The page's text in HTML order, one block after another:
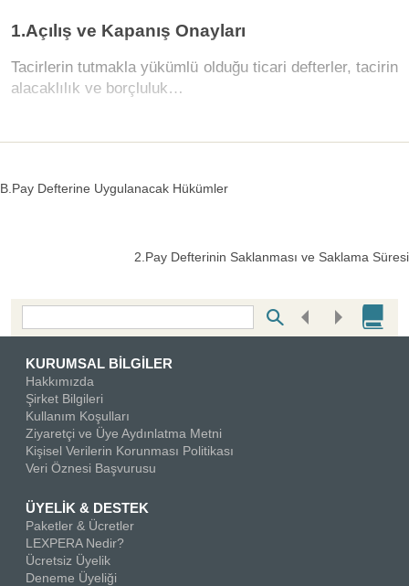
1.Açılış ve Kapanış Onayları
Tacirlerin tutmakla yükümlü olduğu ticari defterler, tacirin
alacaklılık ve borçluluk…
B.Pay Defterine Uygulanacak Hükümler
2.Pay Defterinin Saklanması ve Saklama Süresi
Bottom Search Toolbar Highlight Text
KURUMSAL BİLGİLER
Hakkımızda
Şirket Bilgileri
Kullanım Koşulları
Ziyaretçi ve Üye Aydınlatma Metni
Kişisel Verilerin Korunması Politikası
Veri Öznesi Başvurusu
ÜYELİK & DESTEK
Paketler & Ücretler
LEXPERA Nedir?
Ücretsiz Üyelik
Deneme Üyeliği